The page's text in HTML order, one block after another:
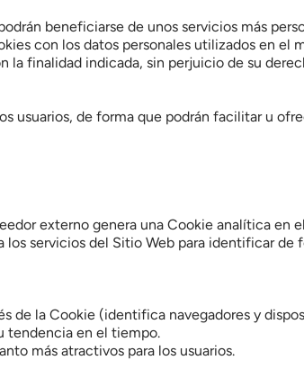
beneficiarse de unos servicios más
con los datos personales utilizados en el
la finalidad indicada, sin perjuicio de su
usuarios, de forma que podrán facilitar u
externo genera una Cookie analítica en
los servicios del Sitio Web para identificar de
de la Cookie (identifica navegadores y
tendencia en el tiempo.
más atractivos para los usuarios.